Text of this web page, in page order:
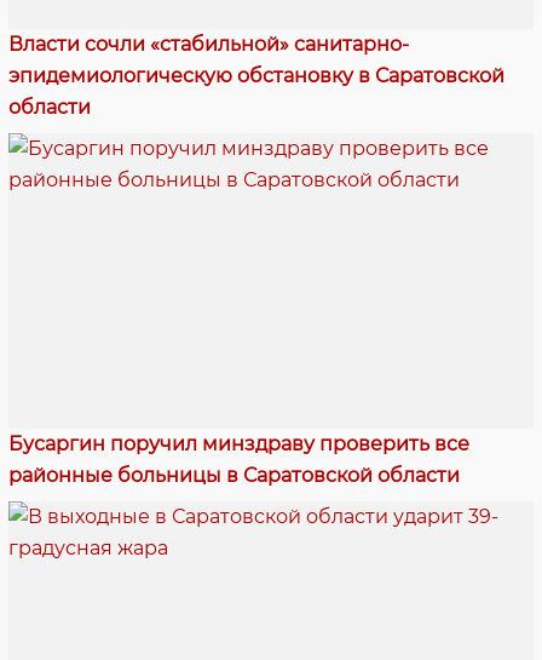
Власти сочли «стабильной» санитарно-
эпидемиологическую обстановку в Саратовской
области
Бусаргин поручил минздраву проверить все
районные больницы в Саратовской области